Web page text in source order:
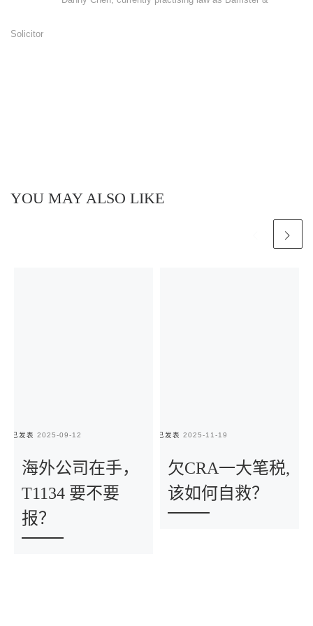
Solicitor
YOU MAY ALSO LIKE
已发表 2025-09-12
海外公司在手，
T1134 要不要
报？
已发表 2025-11-19
欠CRA一大笔税,
该如何自救？